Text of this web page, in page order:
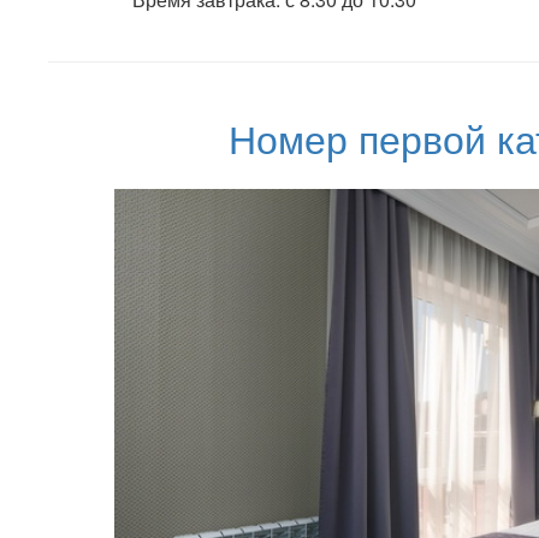
Номер первой